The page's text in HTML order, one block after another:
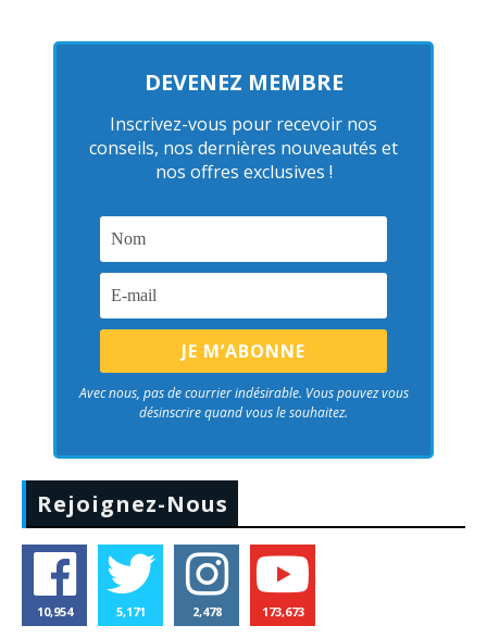
DEVENEZ MEMBRE
Inscrivez-vous pour recevoir nos
conseils, nos dernières nouveautés et
nos offres exclusives !
Avec nous, pas de courrier indésirable. Vous pouvez vous
désinscrire quand vous le souhaitez.
Rejoignez-Nous
10,954 5,171 2,478 173,673